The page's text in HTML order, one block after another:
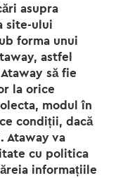
asupra
site-ului
forma unui
astfel
să fie
la orice
modul în
condiții, dacă
Ataway va
cu politica
informațiile